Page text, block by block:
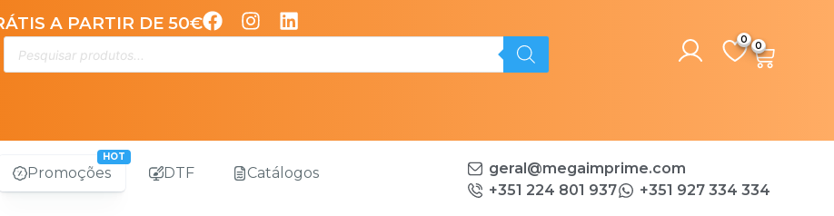
A PARTIR DE 50€
0
Promoções DTF Catálogos
geral@megaimprime.com
+351 224 801 937
+351 927 334 334